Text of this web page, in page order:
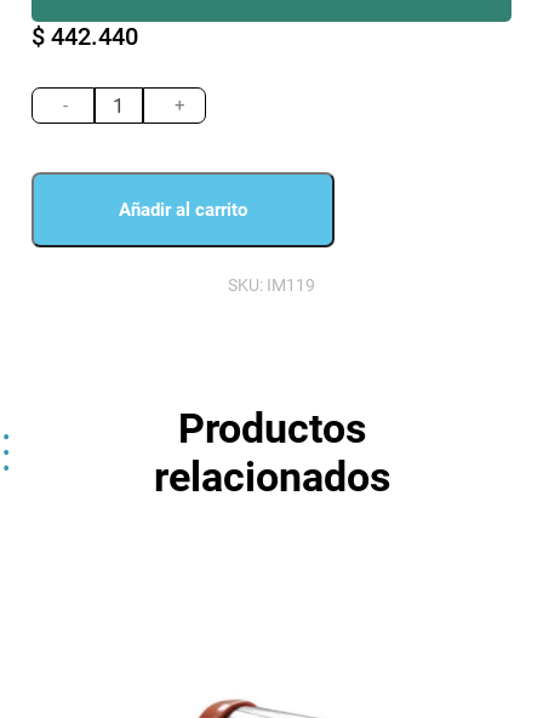
$ 442.440
-
-
Regulator
4-
1350067
+
Añadir al carrito
SKU: IM119
Productos
relacionados